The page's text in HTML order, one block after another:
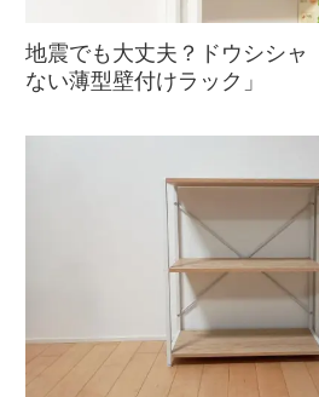
地震でも大丈夫？ドウシシャ
ない薄型壁付けラック」